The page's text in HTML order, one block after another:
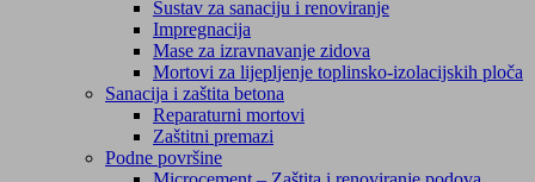
Sustav za sanaciju i renoviranje
Impregnacija
Mase za izravnavanje zidova
Mortovi za lijepljenje toplinsko-izolacijskih ploča
Sanacija i zaštita betona
Reparaturni mortovi
Zaštitni premazi
Podne površine